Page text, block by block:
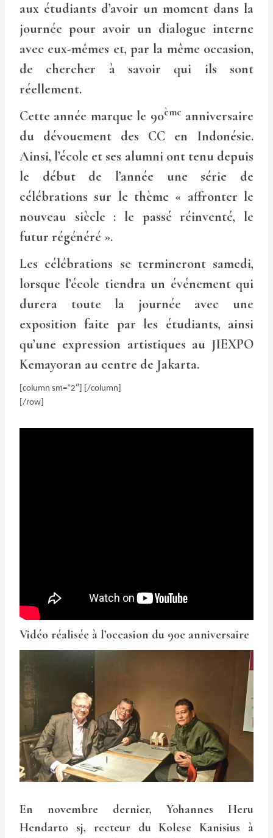
aux étudiants d’avoir un moment dans la
journée pour avoir un dialogue interne
avec eux-mêmes et, par la même occasion,
de chercher à savoir qui ils sont
réellement.
Cette année marque le 90ème anniversaire
du dévouement des CC en Indonésie.
Ainsi, l’école et ses alumni ont tenu depuis
le début de l’année une série de
célébrations sur le thème « affronter le
nouveau siècle : le passé réinventé, le
futur régénéré ».
Les célébrations se termineront samedi,
lorsque l’école tiendra un événement qui
durera toute la journée avec une
exposition faite par les étudiants, ainsi
qu’une expression artistiques au JIEXPO
Kemayoran au centre de Jakarta.
[column sm=”2″] [/column]
[/row]
Vidéo réalisée à l’occasion du 90e anniversaire
En novembre dernier, Yohannes Heru
Hendarto sj, recteur du Kolese Kanisius à